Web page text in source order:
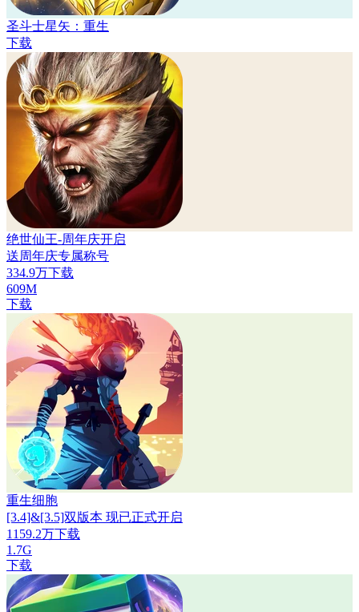
圣斗士星矢：重生
下载
绝世仙王-周年庆开启
送周年庆专属称号
334.9万下载
609M
下载
重生细胞
[3.4]&[3.5]双版本 现已正式开启
1159.2万下载
1.7G
下载